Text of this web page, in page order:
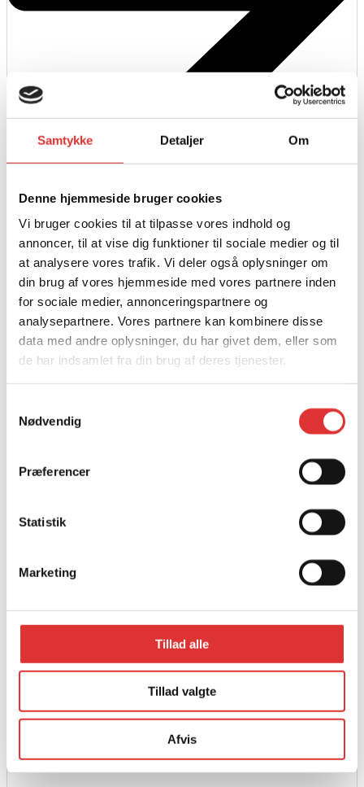
Samtykke Detaljer Om
Denne hjemmeside bruger cookies
Vi bruger cookies til at tilpasse vores indhold og
annoncer, til at vise dig funktioner til sociale medier og til
at analysere vores trafik. Vi deler også oplysninger om
din brug af vores hjemmeside med vores partnere inden
for sociale medier, annonceringspartnere og
analysepartnere. Vores partnere kan kombinere disse
data med andre oplysninger, du har givet dem, eller som
de har indsamlet fra din brug af deres tjenester.
Nødvendig
Præferencer
Statistik
Marketing
Tillad alle
Tillad valgte
Afvis
PVC cover til G2 500 Pro
1.218,75kr.
Quad-X Spreder